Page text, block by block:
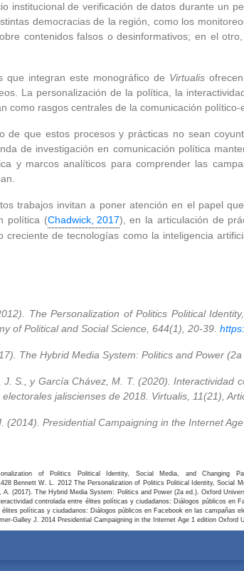
institucional de verificación de datos durante un
democracias de la región, como los
contenidos falsos o desinformativos; en el
que integran este monográfico de Virtualisofrecen
La personalización de la política, la
como rasgos centrales de la comunicación
de que estos procesos y prácticas no sean
de investigación en comunicación política
y marcos analíticos para comprender las
trabajos invitan a poner atención en el papel
política (Chadwick, 2017), en la articulación de
creciente de tecnologías como la inteligencia
The Personalization of Politics Political
of Political and Social Science, 644(1), 20-39.
The Hybrid Media System: Politics and Power
J. S., y García Chávez, M. T. (2020). Interactividad
jaliscienses de 2018. Virtualis, 11(21),
(2014). Presidential Campaigning in the Internet
of Politics Political Identity, Social Media, and Changing
Bennett W. L. 2012 The Personalization of Politics Political Identity, Social
A. (2017). The Hybrid Media System: Politics and Power (2a ed.). Oxford
controlada entre élites políticas y ciudadanos: Diálogos públicos en
élites políticas y ciudadanos: Diálogos públicos en Facebook en las campañas
Galley J. 2014 Presidential Campaigning in the Internet Age 1 edition Oxford